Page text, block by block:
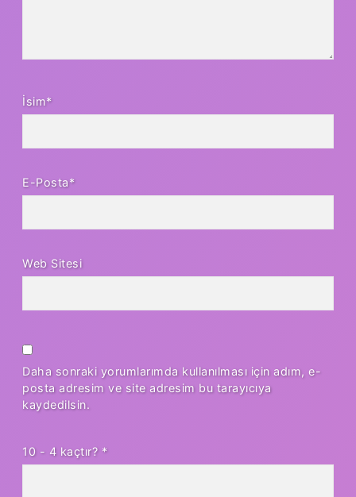
İsim*
E-Posta*
Web Sitesi
Daha sonraki yorumlarımda kullanılması için adım, e-
posta adresim ve site adresim bu tarayıcıya
kaydedilsin.
10 - 4 kaçtır? *